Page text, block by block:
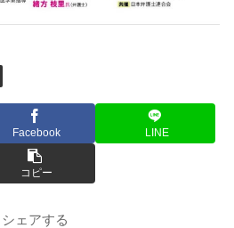
Facebook LINE
コピー
シェアする